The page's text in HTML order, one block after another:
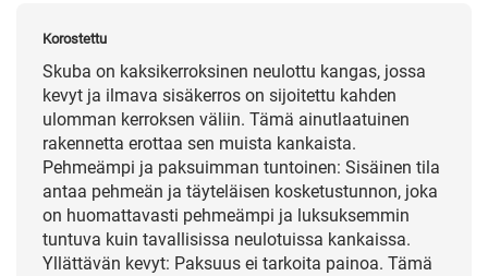
Korostettu
Skuba on kaksikerroksinen neulottu kangas, jossa
kevyt ja ilmava sisäkerros on sijoitettu kahden
ulomman kerroksen väliin. Tämä ainutlaatuinen
rakennetta erottaa sen muista kankaista.
Pehmeämpi ja paksuimman tuntoinen: Sisäinen tila
antaa pehmeän ja täyteläisen kosketustunnon, joka
on huomattavasti pehmeämpi ja luksuksemmin
tuntuva kuin tavallisissa neulotuissa kankaissa.
Yllättävän kevyt: Paksuus ei tarkoita painoa. Tämä